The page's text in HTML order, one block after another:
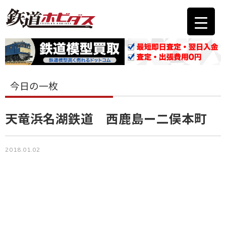
今日の一枚
天竜浜名湖鉄道 西鹿島ー二俣本町
2018.01.02